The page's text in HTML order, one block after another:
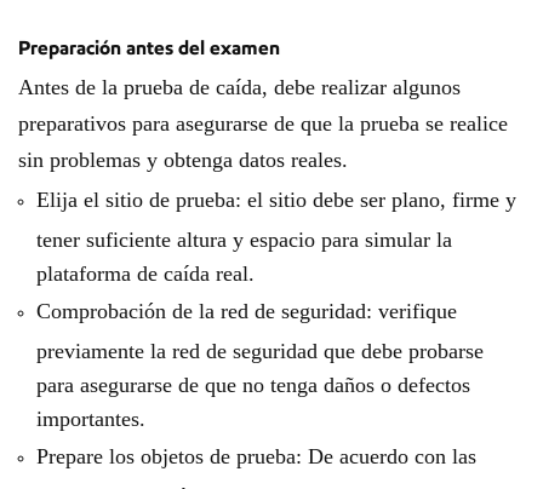
Preparación antes del examen
Antes de la prueba de caída, debe realizar algunos
preparativos para asegurarse de que la prueba se realice
sin problemas y obtenga datos reales.
Elija el sitio de prueba: el sitio debe ser plano, firme y
tener suficiente altura y espacio para simular la
plataforma de caída real.
Comprobación de la red de seguridad: verifique
previamente la red de seguridad que debe probarse
para asegurarse de que no tenga daños o defectos
importantes.
Prepare los objetos de prueba: De acuerdo con las